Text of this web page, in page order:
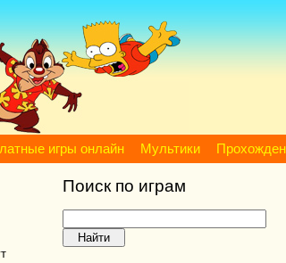
игры онлайн Мультики
Поиск по играм